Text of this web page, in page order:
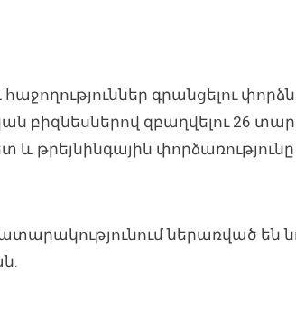
գրանցելու
բիզնեսներով զբաղվելու 26
և թրեյնինգային
ներառված են